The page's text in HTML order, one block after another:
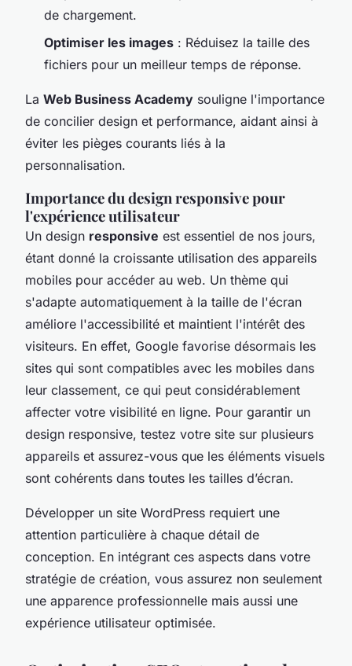
de chargement.
Optimiser les images : Réduisez la taille des
fichiers pour un meilleur temps de réponse.
La Web Business Academy souligne l'importance
de concilier design et performance, aidant ainsi à
éviter les pièges courants liés à la
personnalisation.
Importance du design responsive pour
l'expérience utilisateur
Un design responsive est essentiel de nos jours,
étant donné la croissante utilisation des appareils
mobiles pour accéder au web. Un thème qui
s'adapte automatiquement à la taille de l'écran
améliore l'accessibilité et maintient l'intérêt des
visiteurs. En effet, Google favorise désormais les
sites qui sont compatibles avec les mobiles dans
leur classement, ce qui peut considérablement
affecter votre visibilité en ligne. Pour garantir un
design responsive, testez votre site sur plusieurs
appareils et assurez-vous que les éléments visuels
sont cohérents dans toutes les tailles d’écran.
Développer un site WordPress requiert une
attention particulière à chaque détail de
conception. En intégrant ces aspects dans votre
stratégie de création, vous assurez non seulement
une apparence professionnelle mais aussi une
expérience utilisateur optimisée.